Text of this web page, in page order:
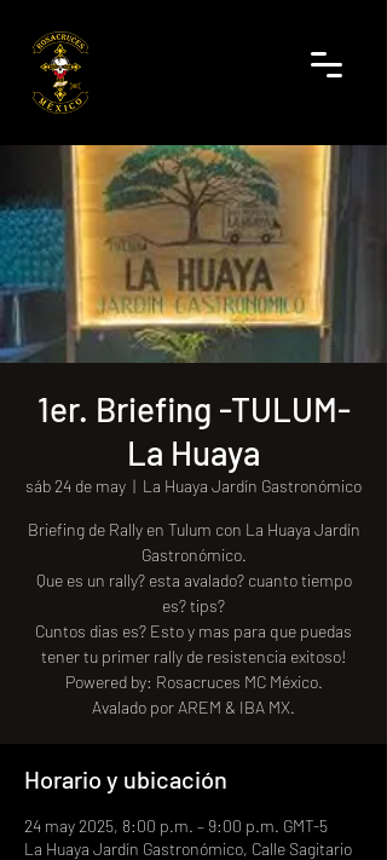
1er. Briefing -TULUM-
La Huaya
sáb 24 de may
  |
La Huaya Jardín Gastronómico
Briefing de Rally en Tulum con La Huaya Jardín
Gastronómico.
Que es un rally? esta avalado? cuanto tiempo
es? tips?
Cuntos dias es? Esto y mas para que puedas
tener tu primer rally de resistencia exitoso!
Powered by: Rosacruces MC México.
Avalado por AREM & IBA MX.
Horario y ubicación
24 may 2025, 8:00 p.m. – 9:00 p.m. GMT-5
La Huaya Jardín Gastronómico, Calle Sagitario